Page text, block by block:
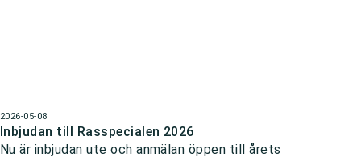
2026-05-08
Inbjudan till Rasspecialen 2026
Nu är inbjudan ute och anmälan öppen till årets